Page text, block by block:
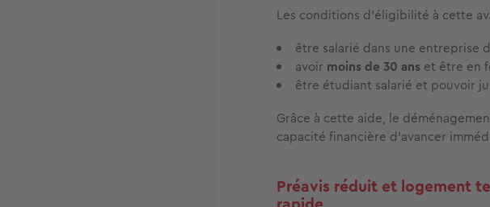
Les conditions d’éligibilité à cette
être salarié dans une entreprise
avoir moins de 30 ans et être en
être étudiant salarié et pouvoir
Grâce à cette aide, le
capacité financière d’avancer
Préavis réduit et logement